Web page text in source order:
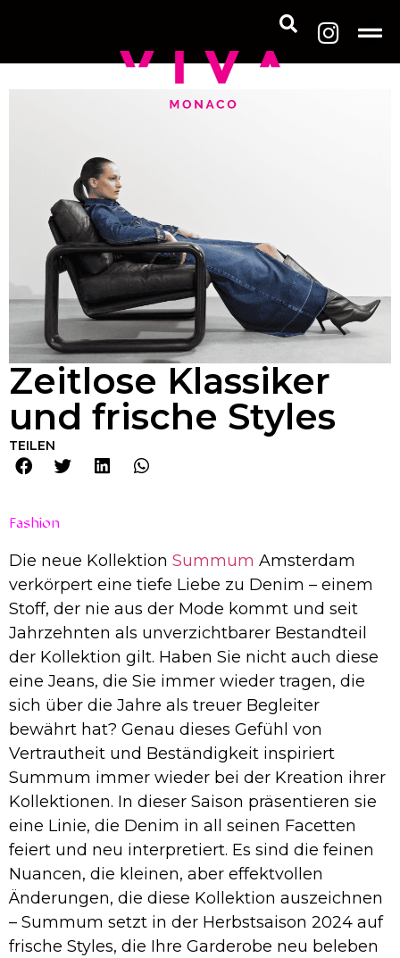
Zeitlose Klassiker
und frische Styles
TEILEN
Fashion
Die neue Kollektion Summum Amsterdam
verkörpert eine tiefe Liebe zu Denim – einem
Stoff, der nie aus der Mode kommt und seit
Jahrzehnten als unverzichtbarer Bestandteil
der Kollektion gilt. Haben Sie nicht auch diese
eine Jeans, die Sie immer wieder tragen, die
sich über die Jahre als treuer Begleiter
bewährt hat? Genau dieses Gefühl von
Vertrautheit und Beständigkeit inspiriert
Summum immer wieder bei der Kreation ihrer
Kollektionen. In dieser Saison präsentieren sie
eine Linie, die Denim in all seinen Facetten
feiert und neu interpretiert. Es sind die feinen
Nuancen, die kleinen, aber effektvollen
Änderungen, die diese Kollektion auszeichnen
– Summum setzt in der Herbstsaison 2024 auf
frische Styles, die Ihre Garderobe neu beleben